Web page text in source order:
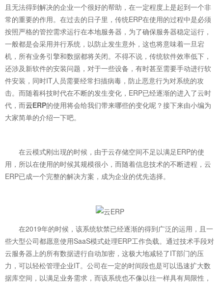
且无法得到解决的企业一个很好的帮助，在一定程度上是起到一个非
常的重要的作用。在过去的日子里，传统ERP在使用的过程中是必须
按照严格的管控需求运行在本地服务器，为了确保服务器稳定运行，
一般都是会采用并行系统，以防止发生意外，这也将意味着一旦宕
机，所有业务引擎和数据都将关闭。不得不说，传统软件效率低下，
还涉及新软件的安装问题，对于一些设备，有时甚至需要手动进行软
件安装，同时IT人员需要经常扫描病毒，防止恶意行为对系统的攻
击。而随着科技时代在不断的发生变化，ERP已经逐渐的进入了云时
代，而云ERP的使用将会给我们带来哪些的变化呢？接下来由小编为
大家简单的介绍一下吧。
在云模式刚出现的时候，由于云存储空间不足以满足ERP的使
用，所以在使用的时候其规模很小，而随着信息技术的不断进程，云
ERP已成一个完整的解决方案，成为企业的优先选择。
在2019年的时候，该系统软禁已经逐渐的得到广泛的运用，且一
些大型公司都愿意使用SaaS模式处理ERP工作负载。通过技术手段对
云服务器上的所有数据进行自动加密，这极大地减轻了IT部门的压
力，可以轻松管理企业IT。公司在一定的时间段也是可以迅速扩大数
据库空间，以满足业务需求，而该系统也不像以往一样具有局限性，